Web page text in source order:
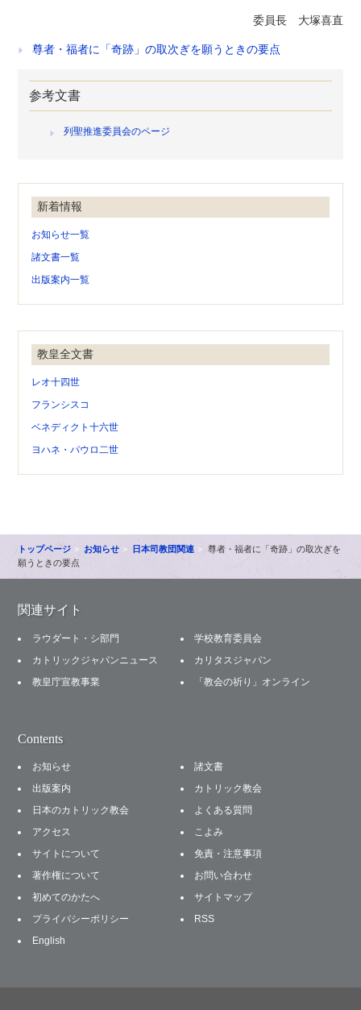
委員長 大塚喜直
尊者・福者に「奇跡」の取次ぎを願うときの要点
参考文書
列聖推進委員会のページ
新着情報
お知らせ一覧
諸文書一覧
出版案内一覧
教皇全文書
レオ十四世
フランシスコ
ベネディクト十六世
ヨハネ・パウロ二世
トップページ お知らせ 日本司教団関連
尊者・福者に「奇跡」の取次ぎを
願うときの要点
関連サイト
ラウダート・シ部門
学校教育委員会
カトリックジャパンニュース
カリタスジャパン
教皇庁宣教事業
「教会の祈り」オンライン
Contents
お知らせ
諸文書
出版案内
カトリック教会
日本のカトリック教会
よくある質問
アクセス
こよみ
サイトについて
免責・注意事項
著作権について
お問い合わせ
初めてのかたへ
サイトマップ
プライバシーポリシー
RSS
English